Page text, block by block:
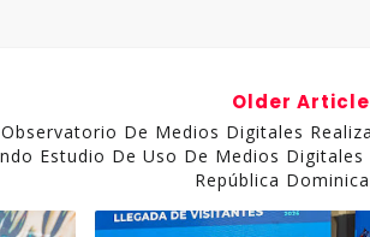
Older Article
Observatorio De Medios Digitales
Estudio De Uso De Medios Digitales
República